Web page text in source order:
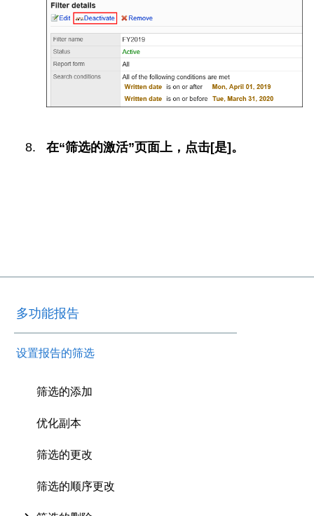
在“筛选的激活”页面上，点击[是]。
多功能报告
设置报告的筛选
筛选的添加
优化副本
筛选的更改
筛选的顺序更改